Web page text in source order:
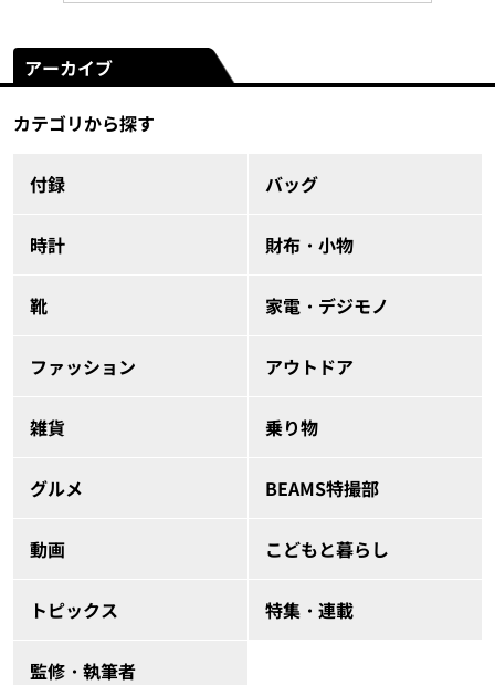
アーカイブ
カテゴリから探す
付録 バッグ
時計 財布・小物
靴 家電・デジモノ
ファッション アウトドア
雑貨 乗り物
グルメ BEAMS特撮部
動画 こどもと暮らし
トピックス 特集・連載
監修・執筆者